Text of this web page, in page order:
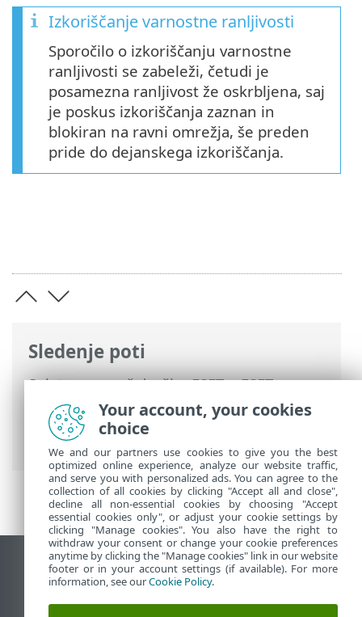
Sledenje poti
Spletna pomoč družbe ESET>ESET
Endpoint Antivirus>Uporaba programa
ESET Endpoint Antivirus
>Nastavitve
Omrežje
> Dnevniki zaščite omrežja
Izkoriščanje varnostne ranljivosti
Sporočilo o izkoriščanju varnostne
ranljivosti se zabeleži, četudi je
posamezna ranljivost že oskrbljena, saj
je poskus izkoriščanja zaznan in
blokiran na ravni omrežja, še preden
pride do dejanskega izkoriščanja.
Prikaz mesta na namizju
End of Life
Zbirka znanja družbe ESET
Your account, your cookies
choice
We and our partners use cookies to give you the best
optimized online experience, analyze our website traffic,
and serve you with personalized ads. You can agree to the
collection of all cookies by clicking "Accept all and close",
decline all non-essential cookies by choosing "Accept
essential cookies only", or adjust your cookie settings by
clicking "Manage cookies". You also have the right to
withdraw your consent or change your cookie preferences
anytime by clicking the "Manage cookies" link in our website
footer or in your account settings (if available). For more
information, see ourCookie Policy.